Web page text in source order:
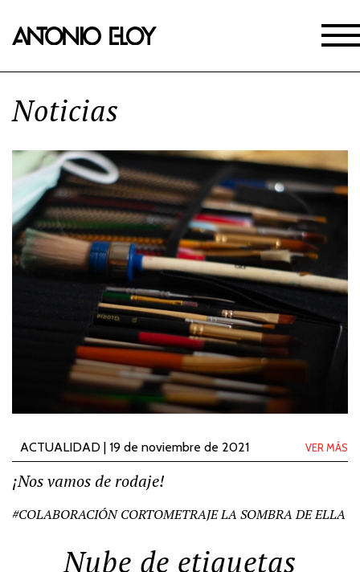
Noticias
ACTUALIDAD | 19 de noviembre de 2021 VER MÁS
¡Nos vamos de rodaje!
#COLABORACIÓN CORTOMETRAJE LA SOMBRA DE ELLA
Nube de etiquetas